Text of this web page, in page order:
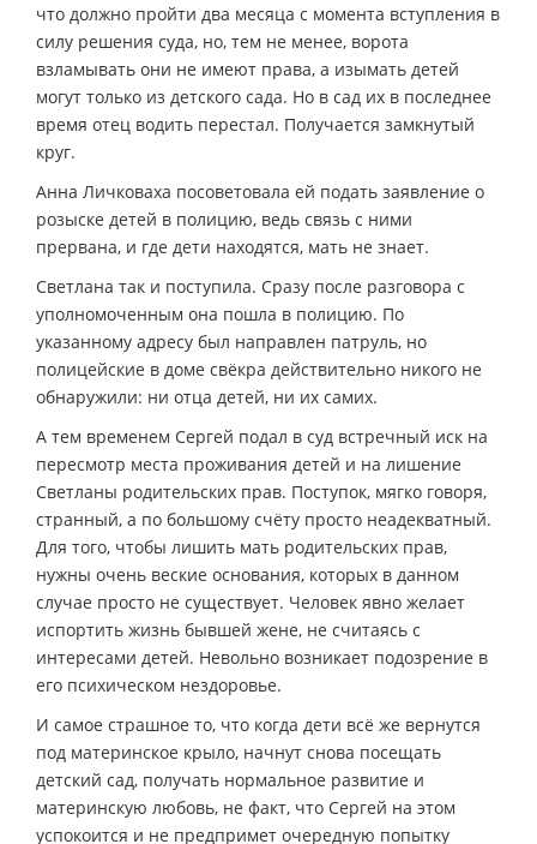
что должно пройти два месяца с момента вступления в
силу решения суда, но, тем не менее, ворота
взламывать они не имеют права, а изымать детей
могут только из детского сада. Но в сад их в последнее
время отец водить перестал. Получается замкнутый
круг.
Анна Личковаха посоветовала ей подать заявление о
розыске детей в полицию, ведь связь с ними
прервана, и где дети находятся, мать не знает.
Светлана так и поступила. Сразу после разговора с
уполномоченным она пошла в полицию. По
указанному адресу был направлен патруль, но
полицейские в доме свёкра действительно никого не
обнаружили: ни отца детей, ни их самих.
А тем временем Сергей подал в суд встречный иск на
пересмотр места проживания детей и на лишение
Светланы родительских прав. Поступок, мягко говоря,
странный, а по большому счёту просто неадекватный.
Для того, чтобы лишить мать родительских прав,
нужны очень веские основания, которых в данном
случае просто не существует. Человек явно желает
испортить жизнь бывшей жене, не считаясь с
интересами детей. Невольно возникает подозрение в
его психическом нездоровье.
И самое страшное то, что когда дети всё же вернутся
под материнское крыло, начнут снова посещать
детский сад, получать нормальное развитие и
материнскую любовь, не факт, что Сергей на этом
успокоится и не предпримет очередную попытку